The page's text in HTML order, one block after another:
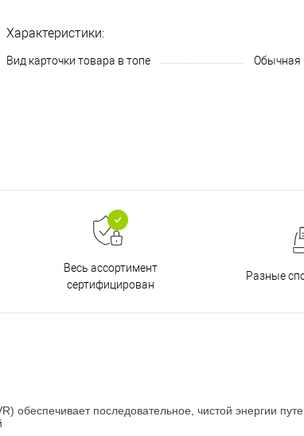
Характеристики:
Вид карточки товара в топе Обычная
Весь ассортимент
сертифицирован
Разные
обеспечивает последовательное, чистой энергии